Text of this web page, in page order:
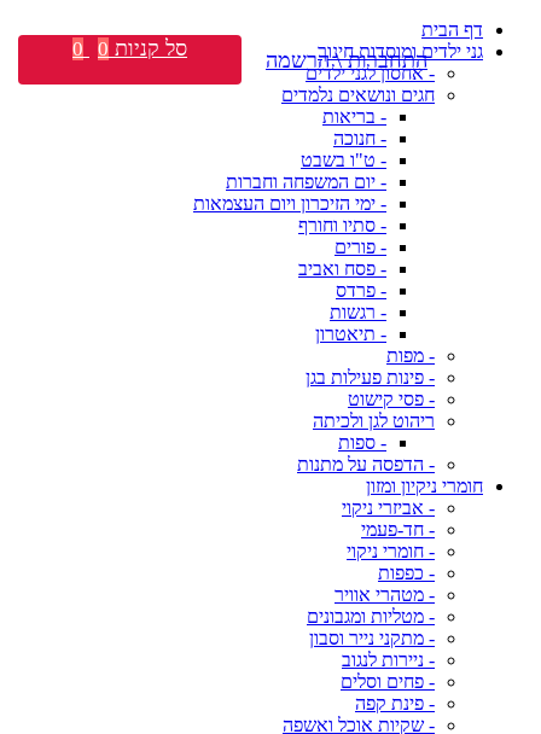
דף הבית
גני ילדים ומוסדות חינוך
- אחסון לגני ילדים
חגים ונושאים נלמדים
- בריאות
- חנוכה
- ט"ו בשבט
- יום המשפחה וחברות
- ימי הזיכרון ויום העצמאות
- סתיו וחורף
- פורים
- פסח ואביב
- פרדס
- רגשות
- תיאטרון
- מפות
- פינות פעילות בגן
- פסי קישוט
ריהוט לגן ולכיתה
- ספות
- הדפסה על מתנות
חומרי ניקיון ומזון
- אביזרי ניקוי
- חד-פעמי
- חומרי ניקוי
- כפפות
- מטהרי אוויר
- מטליות ומגבונים
- מתקני נייר וסבון
- ניירות לנגוב
- פחים וסלים
- פינת קפה
- שקיות אוכל ואשפה
התחברות \ הרשמה סל קניות 0
0